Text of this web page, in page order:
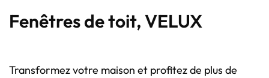
Fenêtres de toit, VELUX
Transformez votre maison et profitez de plus de